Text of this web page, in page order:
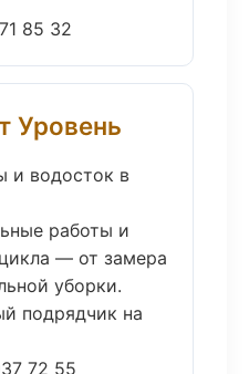
85 32
Уровень
и водосток в
работы и
— от замера
уборки.
подрядчик на
72 55